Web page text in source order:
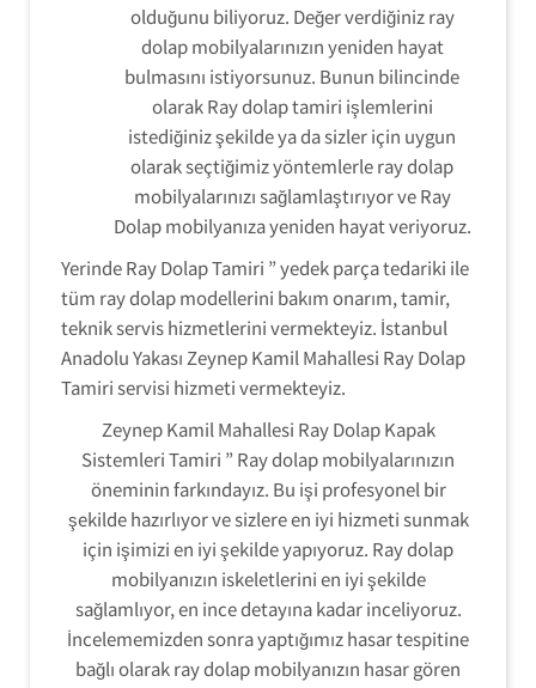
olduğunu biliyoruz. Değer verdiğiniz ray
dolap mobilyalarınızın yeniden hayat
bulmasını istiyorsunuz. Bunun bilincinde
olarak Ray dolap tamiri işlemlerini
istediğiniz şekilde ya da sizler için uygun
olarak seçtiğimiz yöntemlerle ray dolap
mobilyalarınızı sağlamlaştırıyor ve Ray
Dolap mobilyanıza yeniden hayat veriyoruz.
Yerinde Ray Dolap Tamiri ” yedek parça tedariki ile
tüm ray dolap modellerini bakım onarım, tamir,
teknik servis hizmetlerini vermekteyiz. İstanbul
Anadolu Yakası Zeynep Kamil Mahallesi Ray Dolap
Tamiri servisi hizmeti vermekteyiz.
Zeynep Kamil Mahallesi Ray Dolap Kapak
Sistemleri Tamiri ” Ray dolap mobilyalarınızın
öneminin farkındayız. Bu işi profesyonel bir
şekilde hazırlıyor ve sizlere en iyi hizmeti sunmak
için işimizi en iyi şekilde yapıyoruz. Ray dolap
mobilyanızın iskeletlerini en iyi şekilde
sağlamlıyor, en ince detayına kadar inceliyoruz.
İncelememizden sonra yaptığımız hasar tespitine
bağlı olarak ray dolap mobilyanızın hasar gören